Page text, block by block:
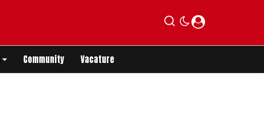
Community Vacature